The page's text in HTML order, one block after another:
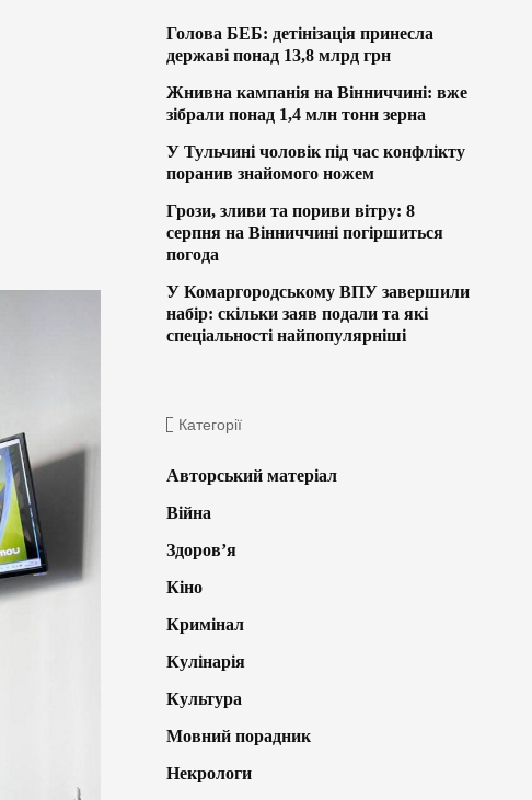
Голова БЕБ: детінізація принесла
державі понад 13,8 млрд грн
Жнивна кампанія на Вінниччині: вже
зібрали понад 1,4 млн тонн зерна
У Тульчині чоловік під час конфлікту
поранив знайомого ножем
Грози, зливи та пориви вітру: 8
серпня на Вінниччині погіршиться
погода
У Комаргородському ВПУ завершили
набір: скільки заяв подали та які
спеціальності найпопулярніші
Категорії
Авторський матеріал
Війна
Здоров’я
Кіно
Кримінал
Кулінарія
Культура
Мовний порадник
Некрологи